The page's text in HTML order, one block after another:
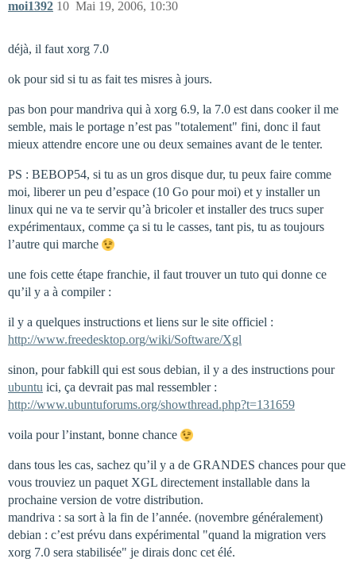
moi1392 Mai 19, 2006, 10:30
10
déjà, il faut xorg 7.0
ok pour sid si tu as fait tes misres à jours.
pas bon pour mandriva qui à xorg 6.9, la 7.0 est dans cooker il me
semble, mais le portage n’est pas "totalement" fini, donc il faut
mieux attendre encore une ou deux semaines avant de le tenter.
PS : BEBOP54, si tu as un gros disque dur, tu peux faire comme
moi, liberer un peu d’espace (10 Go pour moi) et y installer un
linux qui ne va te servir qu’à bricoler et installer des trucs super
expérimentaux, comme ça si tu le casses, tant pis, tu as toujours
l’autre qui marche
une fois cette étape franchie, il faut trouver un tuto qui donne ce
qu’il y a à compiler :
il y a quelques instructions et liens sur le site officiel :
http://www.freedesktop.org/wiki/Software/Xgl
sinon, pour fabkill qui est sous debian, il y a des instructions pour
ubuntu ici, ça devrait pas mal ressembler :
http://www.ubuntuforums.org/showthread.php?t=131659
voila pour l’instant, bonne chance
dans tous les cas, sachez qu’il y a de GRANDES chances pour que
vous trouviez un paquet XGL directement installable dans la
prochaine version de votre distribution.
mandriva : sa sort à la fin de l’année. (novembre généralement)
debian : c’est prévu dans expérimental "quand la migration vers
xorg 7.0 sera stabilisée" je dirais donc cet élé.